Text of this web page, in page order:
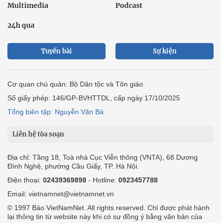
Multimedia Podcast
24h qua
Tuyến bài Sự kiện
Cơ quan chủ quản: Bộ Dân tộc và Tôn giáo
Số giấy phép: 146/GP-BVHTTDL, cấp ngày 17/10/2025
Tổng biên tập: Nguyễn Văn Bá
Liên hệ tòa soạn
Địa chỉ: Tầng 18, Toà nhà Cục Viễn thông (VNTA), 68 Dương
Đình Nghệ, phường Cầu Giấy, TP. Hà Nội.
Điện thoại: 02439369898 - Hotline: 0923457788
Email: vietnamnet@vietnamnet.vn
© 1997 Báo VietNamNet. All rights reserved. Chỉ được phát hành
lại thông tin từ website này khi có sự đồng ý bằng văn bản của